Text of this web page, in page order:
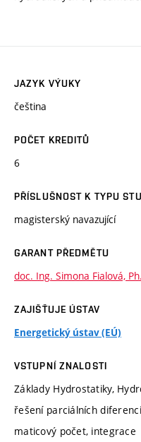
JAZYK VÝUKY
čeština
POČET KREDITŮ
6
PŘÍSLUŠNOST K TYPU
magisterský navazující
GARANT PŘEDMĚTU
doc. Ing. Simona Fialová,
ZAJIŠŤUJE ÚSTAV
Energetický ústav (EÚ)
VSTUPNÍ ZNALOSTI
Základy Hydrostatiky,
řešení parciálních
maticový počet, integrace